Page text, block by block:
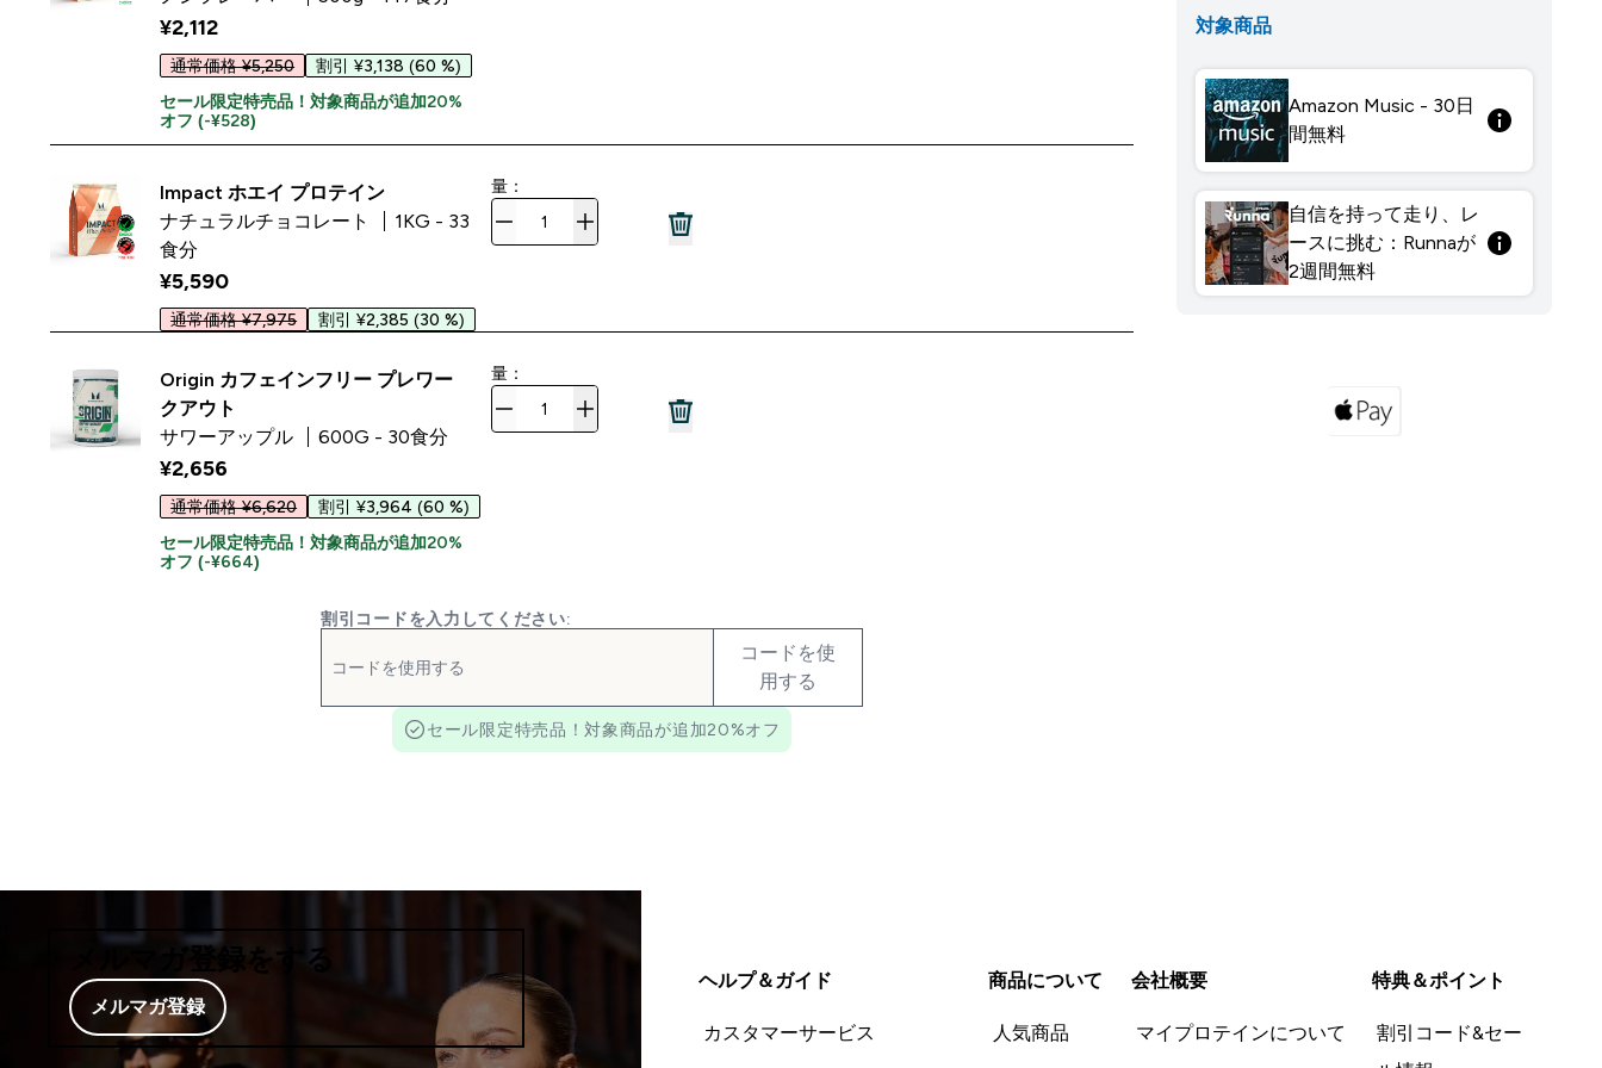
¥2,112‎
通常価格 ¥5,250 割引 ¥3,138 (60 %)
セール限定特売品！対象商品が追加20%
オフ (-¥528)
Impact ホエイ プロテイン
ナチュラルチョコレート
1KG - 33
食分
¥5,590‎
通常価格 ¥7,975 割引 ¥2,385 (30 %)
量：
Origin カフェインフリー プレワー
クアウト
サワーアップル
600G - 30食分
¥2,656‎
通常価格 ¥6,620 割引 ¥3,964 (60 %)
セール限定特売品！対象商品が追加20%
オフ (-¥664)
量：
割引コードを入力してください:
コードを使
用する
セール限定特売品！対象商品が追加20%オフ
対象商品
Amazon Music - 30日
間無料
自信を持って走り、レ
ースに挑む：Runnaが
2週間無料
メルマガ登録をする
メルマガ登録
ヘルプ＆ガイド
カスタマーサービス
商品について
人気商品
会社概要
マイプロテインについて
特典＆ポイント
割引コード&セー